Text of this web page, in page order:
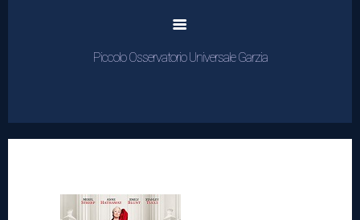
Piccolo Osservatorio Universale Garzia